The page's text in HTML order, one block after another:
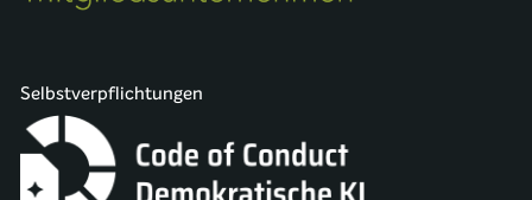
Selbstverpflichtungen